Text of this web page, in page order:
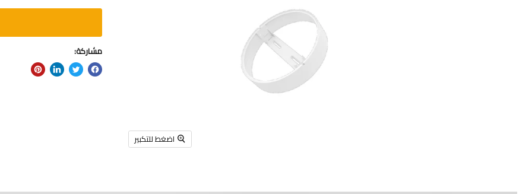
اضغط للتكبير
مشاركة: